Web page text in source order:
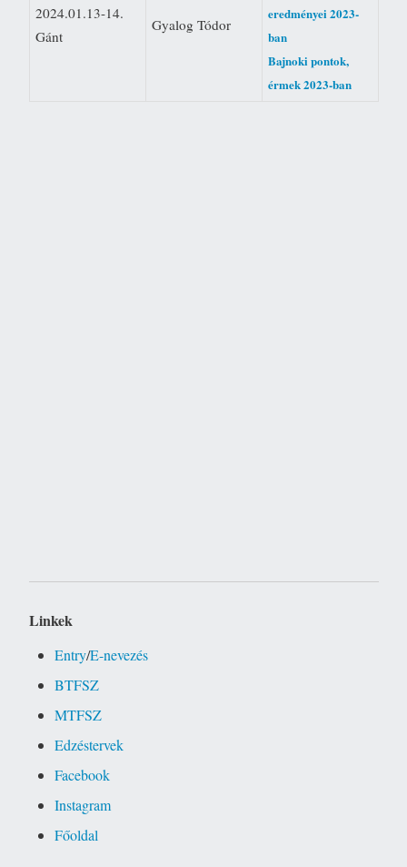
2024.01.13-14.
Gánt
Gyalog Tódor
eredményei 2023-
ban
Bajnoki pontok,
érmek 2023-ban
Linkek
Entry/E-nevezés
BTFSZ
MTFSZ
Edzéstervek
Facebook
Instagram
Főoldal